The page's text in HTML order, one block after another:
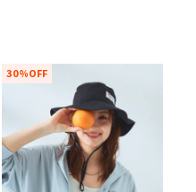
30%OFF